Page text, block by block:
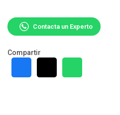
Contacta un Experto
Compartir